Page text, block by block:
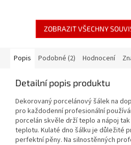
ZOBRAZIT VŠECHNY
Popis Podobné (2) Hodnocení
Detailní popis produktu
Dekorovaný porcelánový šálek na
pro každodenní profesionální
porcelán skvěle drží teplo a nápoj
teplotu. Kulaté dno šálku je důležité
perfektní pěny. Na silnostěnných